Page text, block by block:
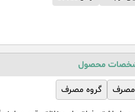
محصول
مصرف گروه مصرف